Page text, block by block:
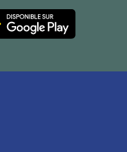
Française